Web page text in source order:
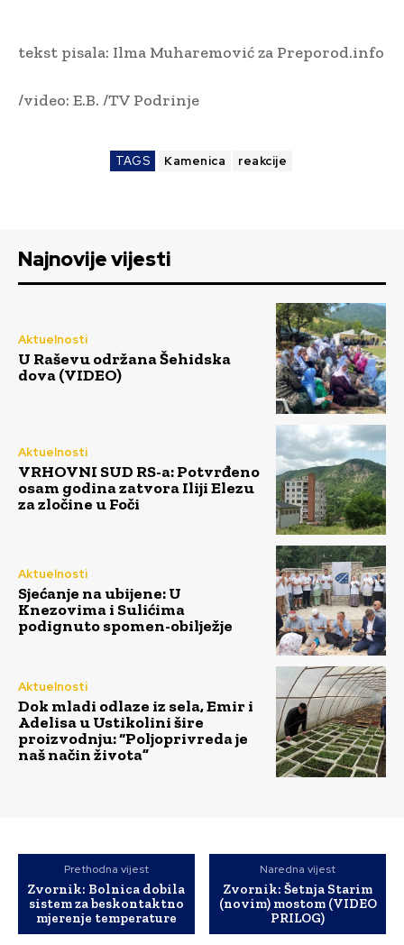
tekst pisala: Ilma Muharemović za Preporod.info
/video: E.B. /TV Podrinje
TAGS Kamenica reakcije
Najnovije vijesti
Aktuelnosti
U Raševu održana Šehidska
dova (VIDEO)
Aktuelnosti
VRHOVNI SUD RS-a: Potvrđeno
osam godina zatvora Iliji Elezu
za zločine u Foči
Aktuelnosti
Sjećanje na ubijene: U
Knezovima i Sulićima
podignuto spomen-obilježje
Aktuelnosti
Dok mladi odlaze iz sela, Emir i
Adelisa u Ustikolini šire
proizvodnju: “Poljoprivreda je
naš način života”
Prethodna vijest
Zvornik: Bolnica dobila
sistem za beskontaktno
mjerenje temperature
Naredna vijest
Zvornik: Šetnja Starim
(novim) mostom (VIDEO
PRILOG)